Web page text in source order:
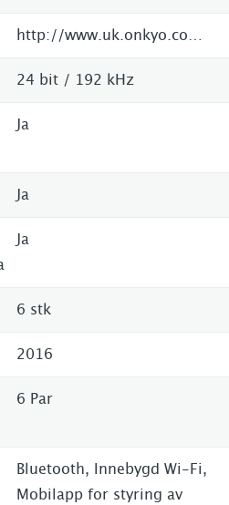
24 bit / 192 kHz
Ja
Ja
Ja
6 stk
2016
6 Par
Bluetooth, Innebygd Wi-Fi,
Mobilapp for styring av